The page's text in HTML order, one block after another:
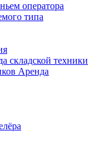
оператора
типа
складской техники
Аренда